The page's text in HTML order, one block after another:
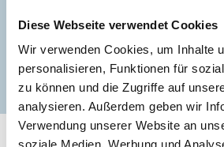
Diese Webseite verwendet Cookies
Wir verwenden Cookies, um Inhalte
personalisieren, Funktionen für
zu können und die Zugriffe auf
analysieren. Außerdem geben wir
Verwendung unserer Website an
soziale Medien, Werbung und
In Verbindung bleiben
FacebookInstagram